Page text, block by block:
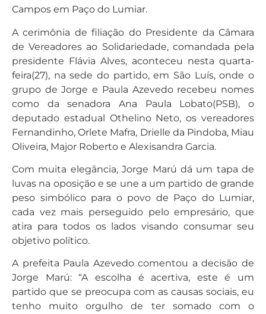
Campos em Paço do Lumiar.
A cerimônia de filiação do Presidente da Câmara
de Vereadores ao Solidariedade, comandada pela
presidente Flávia Alves, aconteceu nesta quarta-
feira(27), na sede do partido, em São Luís, onde o
grupo de Jorge e Paula Azevedo recebeu nomes
como da senadora Ana Paula Lobato(PSB), o
deputado estadual Othelino Neto, os vereadores
Fernandinho, Orlete Mafra, Drielle da Pindoba, Miau
Oliveira, Major Roberto e Alexisandra Garcia.
Com muita elegância, Jorge Marú dá um tapa de
luvas na oposição e se une a um partido de grande
peso simbólico para o povo de Paço do Lumiar,
cada vez mais perseguido pelo empresário, que
atira para todos os lados visando consumar seu
objetivo político.
A prefeita Paula Azevedo comentou a decisão de
Jorge Marú: “A escolha é acertiva, este é um
partido que se preocupa com as causas sociais, eu
tenho muito orgulho de ter somado com o